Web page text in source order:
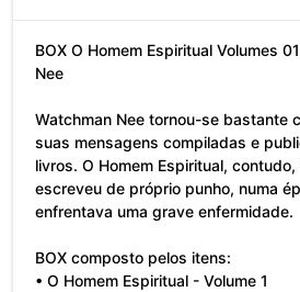
BOX O Homem Espiritual Volumes
Nee
Watchman Nee tornou-se bastante
suas mensagens compiladas e
livros. O Homem Espiritual,
escreveu de próprio punho, numa
enfrentava uma grave enfermidade.
BOX composto pelos itens:
• O Homem Espiritual - Volume 1